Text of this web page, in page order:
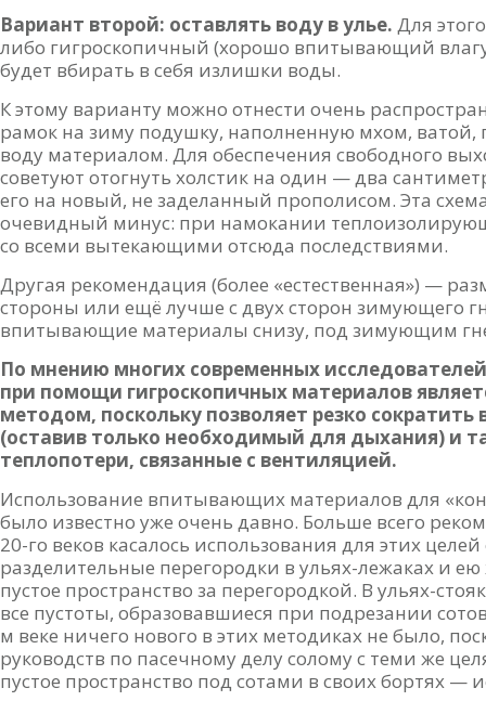
Вариант второй: оставлять воду в улье. Для
либо гигроскопичный (хорошо впитывающий
будет вбирать в себя излишки воды.
К этому варианту можно отнести очень
рамок на зиму подушку, наполненную мхом,
воду материалом. Для обеспечения свободного
советуют отогнуть холстик на один — два
его на новый, не заделанный прополисом. Эта
очевидный минус: при намокании
со всеми вытекающими отсюда последствиями.
Другая рекомендация (более «естественная») —
стороны или ещё лучше с двух сторон зимующего
впитывающие материалы снизу, под зимующим
По мнению многих современных
при помощи гигроскопичных материалов
методом, поскольку позволяет резко
(оставив только необходимый для дыхания) и
теплопотери, связанные с вентиляцией.
Использование впитывающих материалов для
было известно уже очень давно. Больше всего
20-го веков касалось использования для этих
разделительные перегородки в ульях-лежаках и
пустое пространство за перегородкой. В ульях-
все пустоты, образовавшиеся при подрезании
м веке ничего нового в этих методиках не было,
руководств по пасечному делу солому с теми же
пустое пространство под сотами в своих бортях —